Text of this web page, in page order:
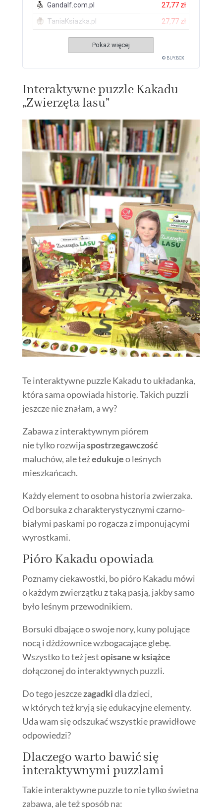
Gandalf.com.pl 27,77 zł
TaniaKsiazka.pl 27,77 zł
Pokaż więcej
© BUY.BOX
Interaktywne puzzle Kakadu
„Zwierzęta lasu”
Te interaktywne puzzle Kakadu to układanka,
która sama opowiada historię. Takich puzzli
jeszcze nie znałam, a wy?
Zabawa z interaktywnym piórem
nie tylko rozwijaspostrzegawczość
maluchów, ale teżedukujeo leśnych
mieszkańcach.
Każdy element to osobna historia zwierzaka.
Od borsuka z charakterystycznymi czarno-
białymi paskami po rogacza z imponującymi
wyrostkami.
Pióro Kakadu opowiada
Poznamy ciekawostki, bo pióro Kakadu mówi
o każdym zwierzątku z taką pasją, jakby samo
było leśnym przewodnikiem.
Borsuki dbające o swoje nory, kuny polujące
nocą i dżdżownice wzbogacające glebę.
Wszystko to też jestopisane w książce
dołączonej do interaktywnych puzzli.
Do tego jeszczezagadkidla dzieci,
w których też kryją się edukacyjne elementy.
Uda wam się odszukać wszystkie prawidłowe
odpowiedzi?
Dlaczego warto bawić się
interaktywnymi puzzlami
Takie interaktywne puzzle to nie tylko świetna
zabawa, ale też sposób na: